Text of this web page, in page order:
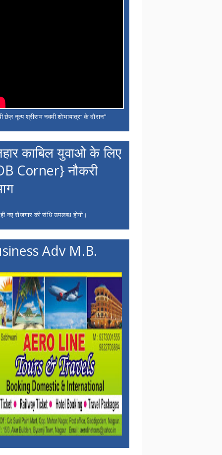
छेज़ नृत्य श्रीराम नवमी शोभायात्रा के दौरान"
काबिल युवाओ के लिए
Corner} नौकरी
नए रोजगार की संधि उपलब्ध होगी।
Adv M.B.